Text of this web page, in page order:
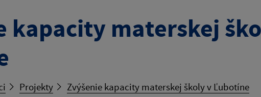
kapacity materskej
Projekty Zvýšenie kapacity materskej školy v Ľubotíne